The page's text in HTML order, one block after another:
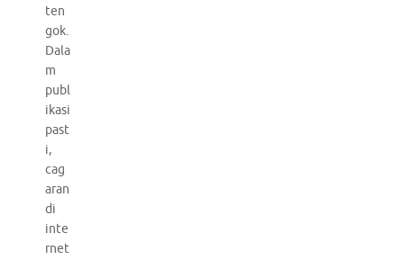
ten
gok.
Dala
m
publ
ikasi
past
i,
cag
aran
di
inte
rnet